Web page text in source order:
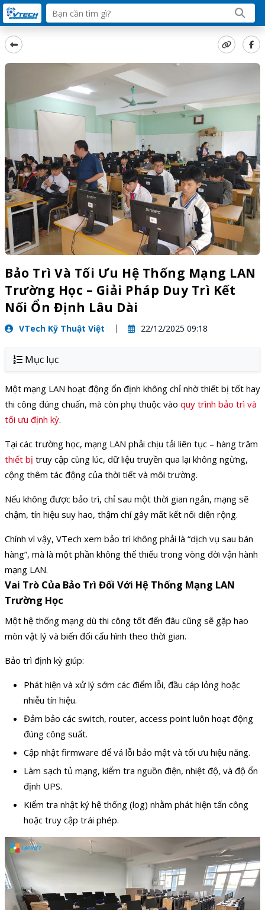
Bảo Trì Và Tối Ưu Hệ Thống Mạng LAN
Trường Học – Giải Pháp Duy Trì Kết
Nối Ổn Định Lâu Dài
VTech Kỹ Thuật Việt 22/12/2025 09:18
Mục lục
Một mạng LAN hoạt động ổn định không chỉ nhờ thiết bị tốt hay
thi công đúng chuẩn, mà còn phụ thuộc vào quy trình bảo trì và
tối ưu định kỳ.
Tại các trường học, mạng LAN phải chịu tải liên tục – hàng trăm
thiết bị truy cập cùng lúc, dữ liệu truyền qua lại không ngừng,
cộng thêm tác động của thời tiết và môi trường.
Nếu không được bảo trì, chỉ sau một thời gian ngắn, mạng sẽ
chậm, tín hiệu suy hao, thậm chí gây mất kết nối diện rộng.
Chính vì vậy, VTech xem bảo trì không phải là “dịch vụ sau bán
hàng”, mà là một phần không thể thiếu trong vòng đời vận hành
mạng LAN.
Vai Trò Của Bảo Trì Đối Với Hệ Thống Mạng LAN
Trường Học
Một hệ thống mạng dù thi công tốt đến đâu cũng sẽ gặp hao
mòn vật lý và biến đổi cấu hình theo thời gian.
Bảo trì định kỳ giúp:
Phát hiện và xử lý sớm các điểm lỗi, đầu cáp lỏng hoặc
nhiễu tín hiệu.
Đảm bảo các switch, router, access point luôn hoạt động
đúng công suất.
Cập nhật firmware để vá lỗi bảo mật và tối ưu hiệu năng.
Làm sạch tủ mạng, kiểm tra nguồn điện, nhiệt độ, và độ ổn
định UPS.
Kiểm tra nhật ký hệ thống (log) nhằm phát hiện tấn công
hoặc truy cập trái phép.